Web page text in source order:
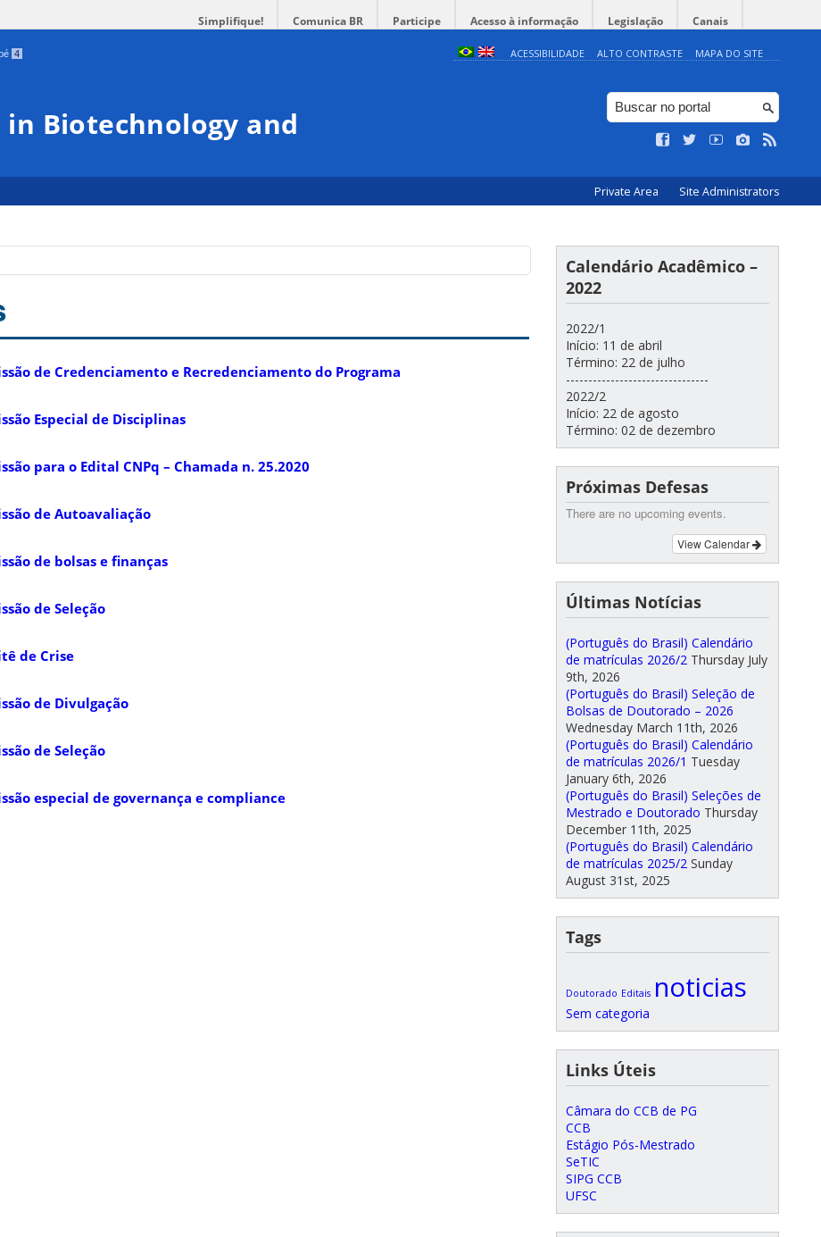
Simplifique! Comunica BR Participe Acesso à informação Legislação Canais
4 ACESSIBILIDADE ALTO CONTRASTE MAPA DO SITE
Biotechnology and
Private Area Site Administrators
de Credenciamento e Recredenciamento do Programa
Especial de Disciplinas
para o Edital CNPq – Chamada n. 25.2020
de Autoavaliação
de bolsas e finanças
de Seleção
de Crise
de Divulgação
de Seleção
especial de governança e compliance
Calendário Acadêmico –
2022
2022/1
Início: 11 de abril
Término: 22 de julho
--------------------------------
2022/2
Início: 22 de agosto
Término: 02 de dezembro
Próximas Defesas
There are no upcoming events.
View Calendar
Últimas Notícias
(Português do Brasil) Calendário
de matrículas 2026/2 Thursday July
9th, 2026
(Português do Brasil) Seleção de
Bolsas de Doutorado – 2026
Wednesday March 11th, 2026
(Português do Brasil) Calendário
de matrículas 2026/1 Tuesday
January 6th, 2026
(Português do Brasil) Seleções de
Mestrado e Doutorado Thursday
December 11th, 2025
(Português do Brasil) Calendário
de matrículas 2025/2 Sunday
August 31st, 2025
Tags
Doutorado Editais noticias
Sem categoria
Links Úteis
Câmara do CCB de PG
CCB
Estágio Pós-Mestrado
SeTIC
SIPG CCB
UFSC